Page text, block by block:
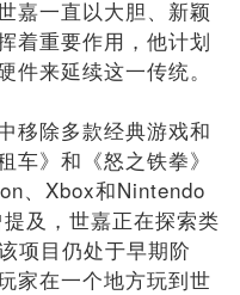
嘉一直以大胆、新颖
着重要作用，他计划
来延续这一传统。
移除多款经典游戏和
车》和《怒之铁拳》
、Xbox和Nintendo
及，世嘉正在探索类
项目仍处于早期阶
家在一个地方玩到世